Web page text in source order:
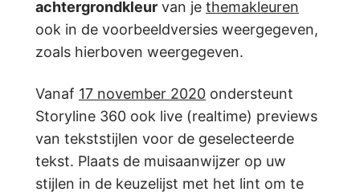
achtergrondkleur van je themakleuren
ook in de voorbeeldversies weergegeven,
zoals hierboven weergegeven.
Vanaf 17 november 2020 ondersteunt
Storyline 360 ook live (realtime) previews
van tekststijlen voor de geselecteerde
tekst. Plaats de muisaanwijzer op uw
stijlen in de keuzelijst met het lint om te